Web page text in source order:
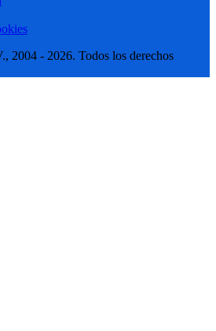
- 2026. Todos los derechos